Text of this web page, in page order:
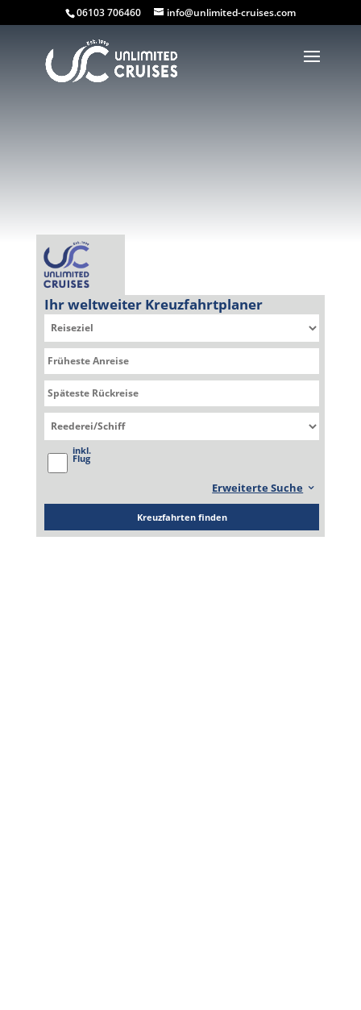
06103 706460 info@unlimited-cruises.com
Ihr weltweiter Kreuzfahrtplaner
inkl.
Flug
Erweiterte Suche
Kreuzfahrten finden
Sie befinden sich hier: Kreuzfahrtplaner » Seabourn
Quest
Seabourn Quest